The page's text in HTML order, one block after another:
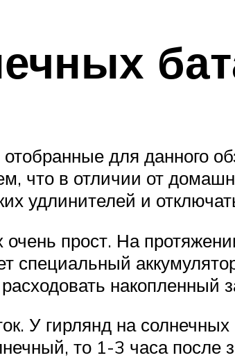
для данного
что в отличии от
удлинителей и
прост. На
специальный
накопленный
У гирлянд на
то 1-3 часа